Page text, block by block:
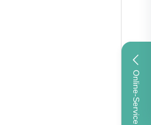
Online-Service